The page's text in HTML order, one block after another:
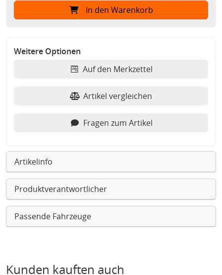
In den Warenkorb
Weitere Optionen
Auf den Merkzettel
Artikel vergleichen
Fragen zum Artikel
Artikelinfo
Produktverantwortlicher
Passende Fahrzeuge
Kunden kauften auch